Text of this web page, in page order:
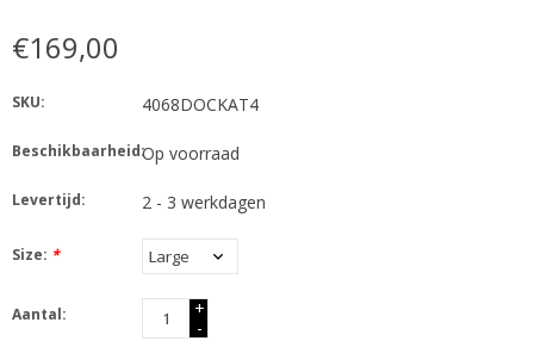
€169,00
SKU: 4068DOCKAT4
Beschikbaarheid:Op voorraad
Levertijd: 2 - 3 werkdagen
Size: *
Aantal:
+
-